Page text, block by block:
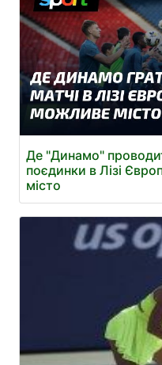
Де "Динамо"
поєдинки в Лізі
місто